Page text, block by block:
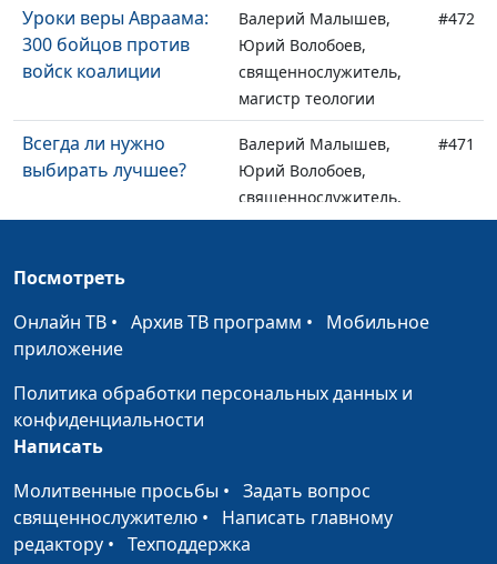
Уроки веры Авраама:
300 бойцов против
войск коалиции
Валерий Малышев,
Юрий Волобоев,
священнослужитель,
магистр теологии
#472
Всегда ли нужно
выбирать лучшее?
Валерий Малышев,
Юрий Волобоев,
священнослужитель,
магистр теологии
#471
Авраам и Бог: всегда
ли отношения были
идеальны?
священнослужитель,
Бог призывает
Авраама: почему и
для чего?
Валерий Малышев,
От чего зависит
взгляд на мир?
Юлия Синицына,
Павел Гончар, магистр
Посмотреть
Онлайн ТВ • Архив ТВ программ • Мобильное
приложение
Политика обработки персональных данных и
конфиденциальности
Написать
Молитвенные просьбы • Задать вопрос
священнослужителю • Написать главному
редактору • Техподдержка